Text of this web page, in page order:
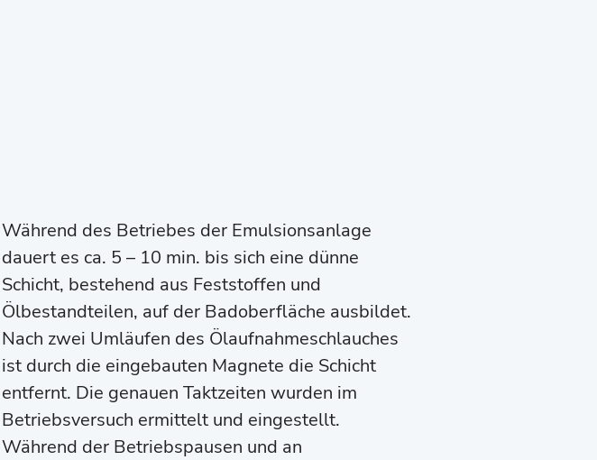
Während des Betriebes der Emulsionsanlage
dauert es ca. 5 – 10 min. bis sich eine dünne
Schicht, bestehend aus Feststoffen und
Ölbestandteilen, auf der Badoberfläche ausbildet.
Nach zwei Umläufen des Ölaufnahmeschlauches
ist durch die eingebauten Magnete die Schicht
entfernt. Die genauen Taktzeiten wurden im
Betriebsversuch ermittelt und eingestellt.
Während der Betriebspausen und an